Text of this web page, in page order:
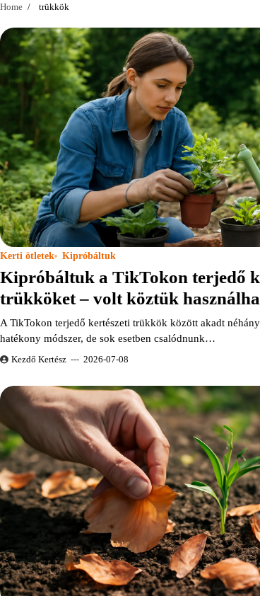
Home trükkök
Kerti ötletek Kipróbáltuk
Kipróbáltuk a TikTokon terjedő
trükköket – volt köztük
A TikTokon terjedő kertészeti trükkök között akadt
hatékony módszer, de sok esetben csalódnunk…
Kezdő Kertész 2026-07-08